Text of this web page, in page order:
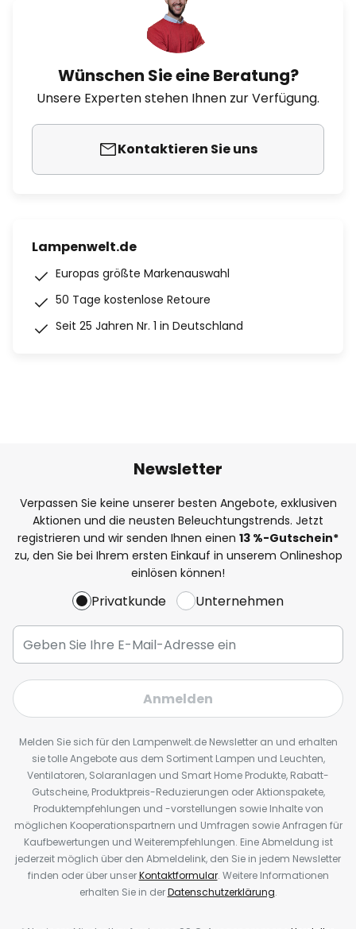
Wünschen Sie eine Beratung?
Unsere Experten stehen Ihnen zur Verfügung.
Kontaktieren Sie uns
Lampenwelt.de
Europas größte Markenauswahl
50 Tage kostenlose Retoure
Seit 25 Jahren Nr. 1 in Deutschland
Newsletter
Verpassen Sie keine unserer besten Angebote, exklusiven
Aktionen und die neusten Beleuchtungstrends. Jetzt
registrieren und wir senden Ihnen einen 13 %-Gutschein*
zu, den Sie bei Ihrem ersten Einkauf in unserem Onlineshop
einlösen können!
Privatkunde Unternehmen
Anmelden
Melden Sie sich für den Lampenwelt.de Newsletter an und erhalten
sie tolle Angebote aus dem Sortiment Lampen und Leuchten,
Ventilatoren, Solaranlagen und Smart Home Produkte, Rabatt-
Gutscheine, Produktpreis-Reduzierungen oder Aktionspakete,
Produktempfehlungen und -vorstellungen sowie Inhalte von
möglichen Kooperationspartnern und Umfragen sowie Anfragen für
Kaufbewertungen und Weiterempfehlungen. Eine Abmeldung ist
jederzeit möglich über den Abmeldelink, den Sie in jedem Newsletter
finden oder über unserKontaktformular. Weitere Informationen
erhalten Sie in derDatenschutzerklärung.